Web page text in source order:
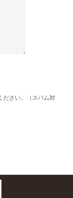
ださい。（スパム対